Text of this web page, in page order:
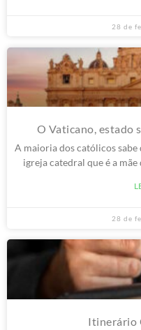
28 de
O Vaticano, estado
A maioria dos católicos sabe
igreja catedral que é a mãe
28 de
Itinerário